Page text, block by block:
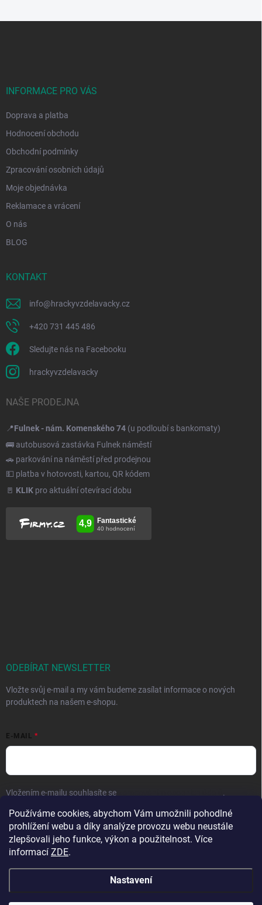
Používáme cookies, abychom Vám umožnili pohodlné
prohlížení webu a díky analýze provozu webu neustále
zlepšovali jeho funkce, výkon a použitelnost. Více
informací ZDE.
Nastavení
INFORMACE PRO VÁS
Doprava a platba
Hodnocení obchodu
Obchodní podmínky
Zpracování osobních údajů
Moje objednávka
Reklamace a vrácení
O nás
BLOG
KONTAKT
info@hrackyvzdelavacky.cz
+420 731 445 486
Sledujte nás na Facebooku
hrackyvzdelavacky
NAŠE PRODEJNA
📍Fulnek - nám. Komenského 74 (u podloubí s bankomaty)
🚌 autobusová zastávka Fulnek náměstí
🚗 parkování na náměstí před prodejnou
💵 platba v hotovosti, kartou, QR kódem
🚪 KLIK pro aktuální otevírací dobu
ODEBÍRAT NEWSLETTER
Vložte svůj e-mail a my vám budeme zasílat informace o nových
produktech na našem e-shopu.
E-MAIL
Vložením e-mailu souhlasíte se .
Přihlásit se